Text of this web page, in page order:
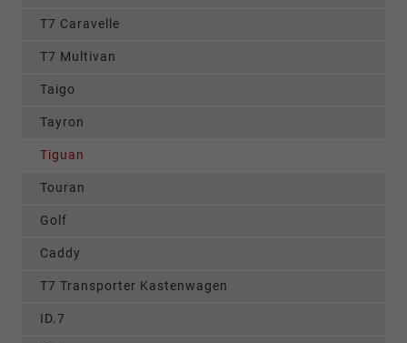
T7 Caravelle
T7 Multivan
Taigo
Tayron
Tiguan
Touran
Golf
Caddy
T7 Transporter Kastenwagen
ID.7